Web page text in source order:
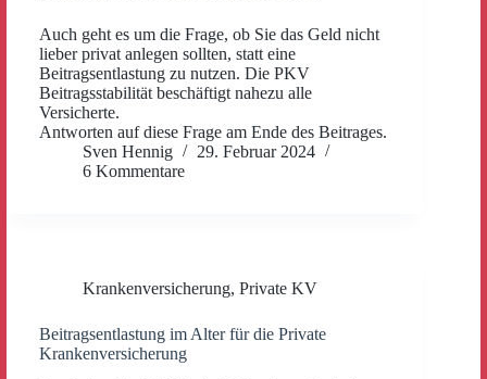
Auch geht es um die Frage, ob Sie das Geld nicht
lieber privat anlegen sollten, statt eine
Beitragsentlastung zu nutzen. Die PKV
Beitragsstabilität beschäftigt nahezu alle
Versicherte.
Antworten auf diese Frage am Ende des Beitrages.
Sven Hennig
29. Februar 2024
6 Kommentare
Krankenversicherung, Private KV
Beitragsentlastung im Alter für die Private
Krankenversicherung